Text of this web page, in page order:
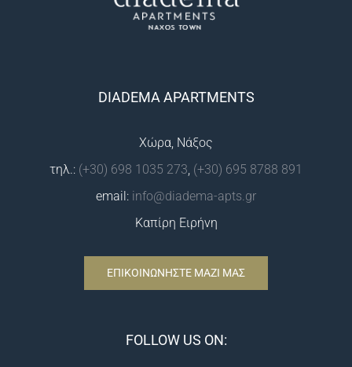
DIADEMA APARTMENTS
Χώρα, Νάξος
τηλ.: (+30) 698 1035 273, (+30) 695 8788 891
email: info@diadema-apts.gr
Καπίρη Ειρήνη
ΕΠΙΚΟΙΝΩΝΗΣΤΕ ΜΑΖΙ ΜΑΣ
FOLLOW US ON: